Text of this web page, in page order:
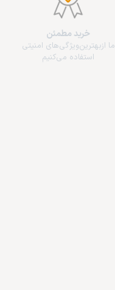
خرید مطمئن
ما از‌بهترین‌ویژگی‌های امنیتی
استفاده می‌کنیم